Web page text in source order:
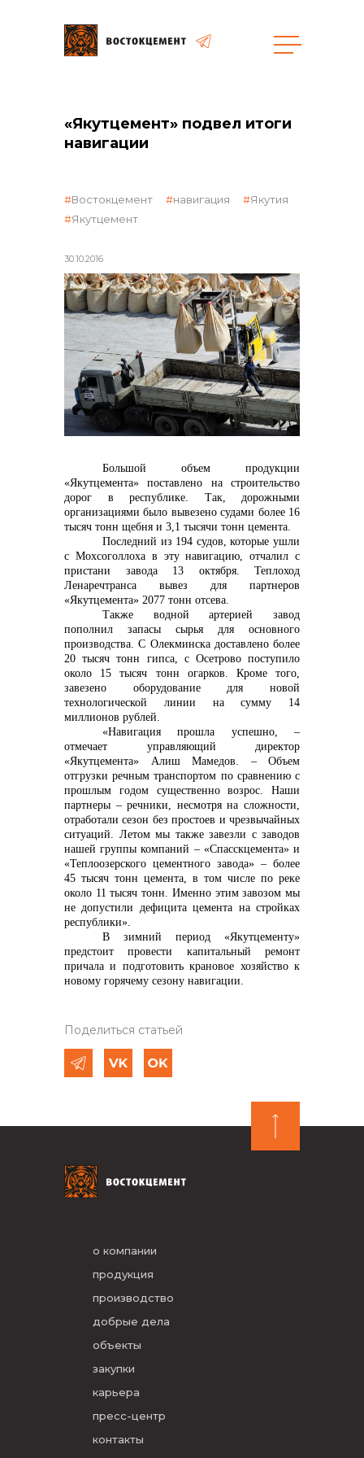
реализация неликвидов
контакты отдела закупок
Контакты
+7 (423) 234 50 50
info@vostokcement.ru
«Якутцемент» подвел итоги
навигации
30.10.2016
Востокцемент навигация
Якутия
Якутцемент
Большой объем продукции
«Якутцемента» поставлено на строительство
дорог в республике. Так, дорожными
организациями было вывезено судами более 16
тысяч тонн щебня и 3,1 тысячи тонн цемента.
Последний из 194 судов, которые ушли
с Мохсоголлоха в эту навигацию, отчалил с
пристани завода 13 октября. Теплоход
Ленаречтранса вывез для партнеров
«Якутцемента» 2077 тонн отсева.
Также водной артерией завод
пополнил запасы сырья для основного
производства. С Олекминска доставлено более
20 тысяч тонн гипса, с Осетрово поступило
около 15 тысяч тонн огарков. Кроме того,
завезено оборудование для новой
технологической линии на сумму 14
миллионов рублей.
«Навигация прошла успешно, –
отмечает управляющий директор
«Якутцемента» Алиш Мамедов. – Объем
отгрузки речным транспортом по сравнению с
прошлым годом существенно возрос. Наши
партнеры – речники, несмотря на сложности,
отработали сезон без простоев и чрезвычайных
ситуаций. Летом мы также завезли с заводов
нашей группы компаний – «Спасскцемента» и
«Теплоозерского цементного завода» – более
45 тысяч тонн цемента, в том числе по реке
около 11 тысяч тонн. Именно этим завозом мы
не допустили дефицита цемента на стройках
республики».
В зимний период «Якутцементу»
предстоит провести капитальный ремонт
причала и подготовить крановое хозяйство к
новому горячему сезону навигации.
Поделиться статьей
о компании
продукция
производство
добрые дела
объекты
закупки
карьера
пресс-центр
контакты